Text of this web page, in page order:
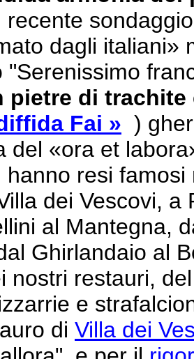
recente
dagli italiani»
"Serenissimo
pietre di
Fai » )
del «ora et
hanno resi
dei Vescovi,
al Mantegna,
Ghirlandaio al
nostri restauri,
e
di Villa dei